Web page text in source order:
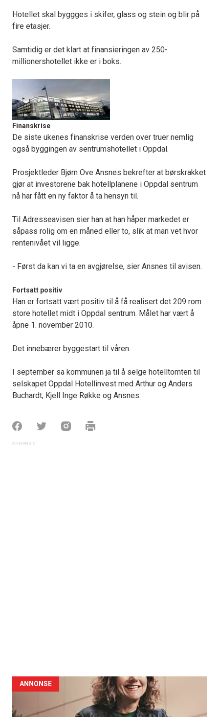
Hotellet skal byggges i skifer, glass og stein og blir på
fire etasjer.
Samtidig er det klart at finansieringen av 250-
millionershotellet ikke er i boks.
Finanskrise
De siste ukenes finanskrise verden over truer nemlig
også byggingen av sentrumshotellet i Oppdal.
Prosjektleder Bjørn Ove Ansnes bekrefter at børskrakket
gjør at investorene bak hotellplanene i Oppdal sentrum
nå har fått en ny faktor å ta hensyn til.
Til Adresseavisen sier han at han håper markedet er
såpass rolig om en måned eller to, slik at man vet hvor
rentenivået vil ligge.
- Først da kan vi ta en avgjørelse, sier Ansnes til avisen.
Fortsatt positiv
Han er fortsatt vært positiv til å få realisert det 209 rom
store hotellet midt i Oppdal sentrum. Målet har vært å
åpne 1. november 2010.
Det innebærer byggestart til våren.
I september sa kommunen ja til å selge hotelltomten til
selskapet Oppdal Hotellinvest med Arthur og Anders
Buchardt, Kjell Inge Røkke og Ansnes.
ANNONSE